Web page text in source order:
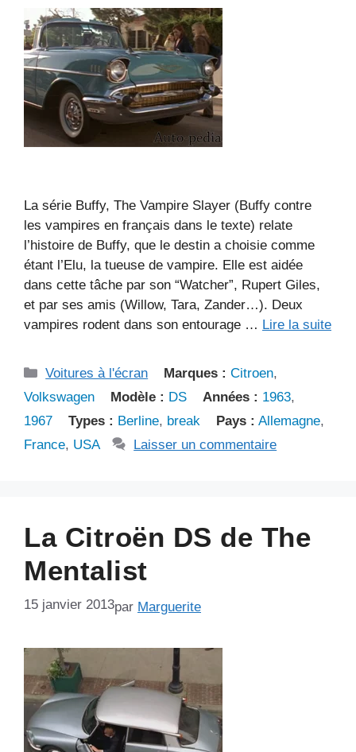
La série Buffy, The Vampire Slayer (Buffy contre
les vampires en français dans le texte) relate
l’histoire de Buffy, que le destin a choisie comme
étant l’Elu, la tueuse de vampire. Elle est aidée
dans cette tâche par son “Watcher”, Rupert Giles,
et par ses amis (Willow, Tara, Zander…). Deux
vampires rodent dans son entourage … Lire la suite
Catégories
Voitures à l'écran Marques : Citroen,
Volkswagen
Modèle : DS Années : 1963,
1967
Types : Berline, break Pays : Allemagne,
France, USA Laisser un commentaire
La Citroën DS de The
Mentalist
15 janvier 2013par Marguerite